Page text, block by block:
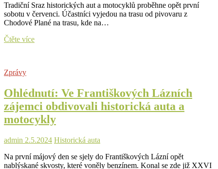
Tradiční Sraz historických aut a motocyklů proběhne opět první
sobotu v červenci. Účastníci vyjedou na trasu od pivovaru z
Chodové Plané na trasu, kde na…
Čtěte víceSobota
historickým
autům
a
motocyklům
Zprávy
Ohlédnutí: Ve Františkových Lázních
zájemci obdivovali historická auta a
motocykly
admin 2.5.2024 Historická auta
Na první májový den se sjely do Františkových Lázní opět
nablýskané skvosty, které voněly benzínem. Konal se zde již XXVI